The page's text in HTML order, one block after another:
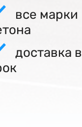
все марки
доставка в